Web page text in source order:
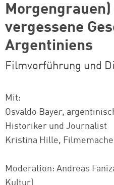
Morgengrauen)
vergessene
Argentiniens
Filmvorführung und
Mit:
Osvaldo Bayer,
Historiker und Journalist
Kristina Hille,
Moderation: Andreas